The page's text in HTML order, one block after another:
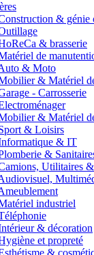
& génie
& brasserie
de
& Moto
& Matériel
- Carrosserie
& Matériel
& Loisirs
& IT
&
Utilitaires
industriel
& décoration
et propreté
&